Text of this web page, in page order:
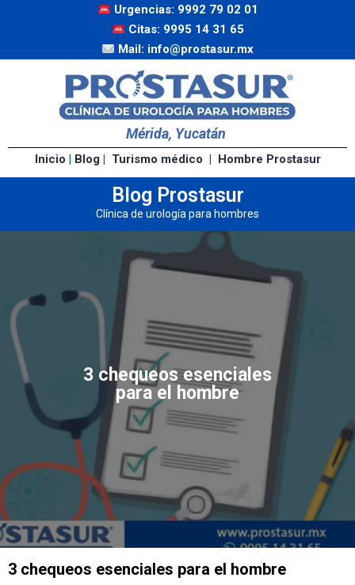
Urgencias: 9992 79 02 01
Citas: 9995 14 31 65
Mail: info@prostasur.mx
Mérida, Yucatán
Inicio | Blog| Turismo médico | Hombre Prostasur
Blog Prostasur
Clínica de urología para hombres
3 chequeos esenciales
para el hombre
3 chequeos esenciales para el hombre